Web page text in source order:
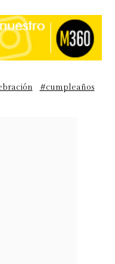
#cumpleaños